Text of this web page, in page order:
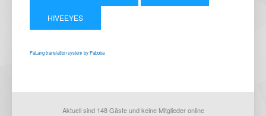
HIVEEYES
FaLang translation system by Faboba
Aktuell sind 148 Gäste und keine Mitglieder online